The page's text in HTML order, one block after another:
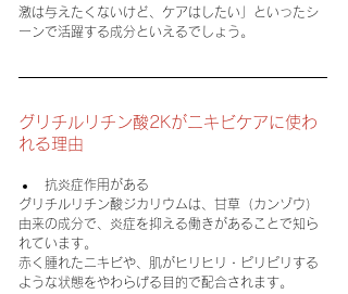
激は与えたくないけど、ケアはしたい」といったシ
ーンで活躍する成分といえるでしょう。
グリチルリチン酸2Kがニキビケアに使わ
れる理由
抗炎症作用がある
グリチルリチン酸ジカリウムは、甘草（カンゾウ）
由来の成分で、炎症を抑える働きがあることで知ら
れています。
赤く腫れたニキビや、肌がヒリヒリ・ピリピリする
ような状態をやわらげる目的で配合されます。